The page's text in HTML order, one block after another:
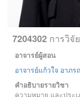
7204302 การวิจั
อาจารย์ผู้สอน
อาจารย์แก้วใจ อาภ
คำอธิบายรายวิชา
ความหมาย และประ